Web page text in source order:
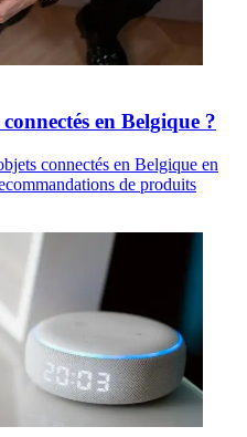
en Belgique ?
connectés en Belgique en
de produits